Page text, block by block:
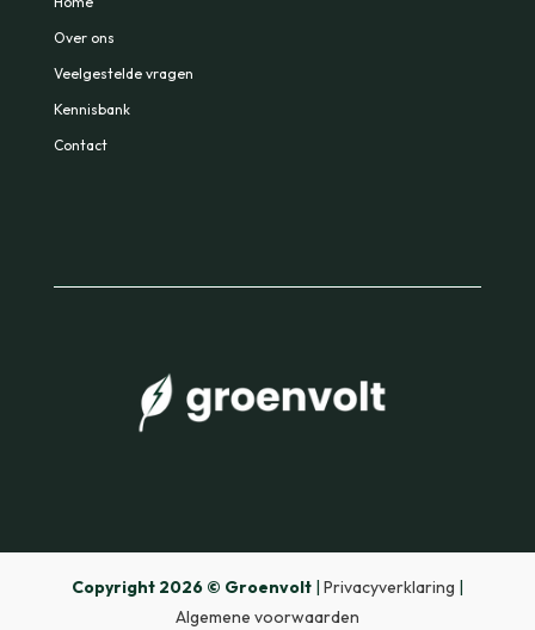
Over ons
Veelgestelde vragen
Kennisbank
Contact
Copyright 2026 © Groenvolt| Privacyverklaring |
Algemene voorwaarden